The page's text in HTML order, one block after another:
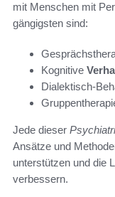
mit Menschen mit
gängigsten sind:
Kognitive
Dialektisch-
Jede dieser
Ansätze und
unterstützen und die
verbessern.